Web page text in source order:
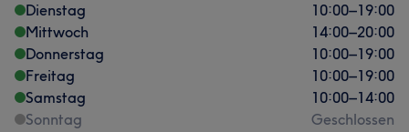
Dienstag
10:00–19:00
Mittwoch
14:00–20:00
Donnerstag
10:00–19:00
Freitag
10:00–19:00
Samstag
10:00–14:00
Sonntag
Geschlossen